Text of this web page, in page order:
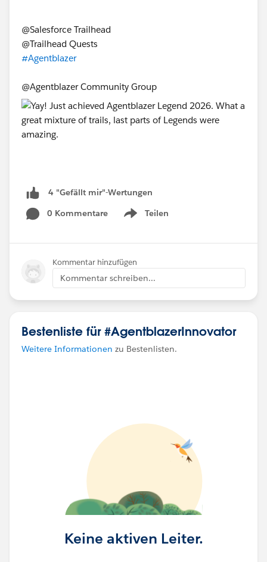
@Salesforce Trailhead
@Trailhead Quests
#Agentblazer
@Agentblazer Community Group
4 "Gefällt mir"-Wertungen
0 Kommentare
Teilen
Show menu
Kommentar hinzufügen
Kommentar schreiben...
Bestenliste für #AgentblazerInnovator
Weitere Informationen zu Bestenlisten.
Keine aktiven Leiter.